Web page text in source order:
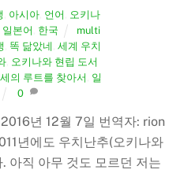
아시아 언어
오키나
일본어 한국
multi
똑 닮았네 세계 우치
, 오키나와 현립 도서
의 루트를 찾아서 일
0
년 12월 7일 번역자: rion
년에도 우치난추(오키나와
아직 아무 것도 모르던 저는